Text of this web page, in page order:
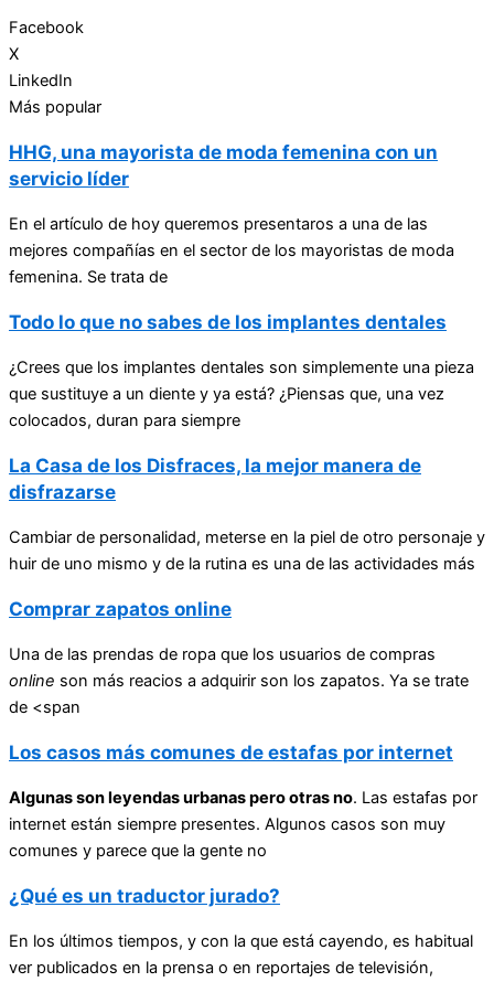
Facebook
X
LinkedIn
Más popular
HHG, una mayorista de moda femenina con un
servicio líder
En el artículo de hoy queremos presentaros a una de las
mejores compañías en el sector de los mayoristas de moda
femenina. Se trata de
Todo lo que no sabes de los implantes dentales
¿Crees que los implantes dentales son simplemente una pieza
que sustituye a un diente y ya está? ¿Piensas que, una vez
colocados, duran para siempre
La Casa de los Disfraces, la mejor manera de
disfrazarse
Cambiar de personalidad, meterse en la piel de otro personaje y
huir de uno mismo y de la rutina es una de las actividades más
Comprar zapatos online
Una de las prendas de ropa que los usuarios de compras
online son más reacios a adquirir son los zapatos. Ya se trate
de <span
Los casos más comunes de estafas por internet
Algunas son leyendas urbanas pero otras no. Las estafas por
internet están siempre presentes. Algunos casos son muy
comunes y parece que la gente no
¿Qué es un traductor jurado?
En los últimos tiempos, y con la que está cayendo, es habitual
ver publicados en la prensa o en reportajes de televisión,